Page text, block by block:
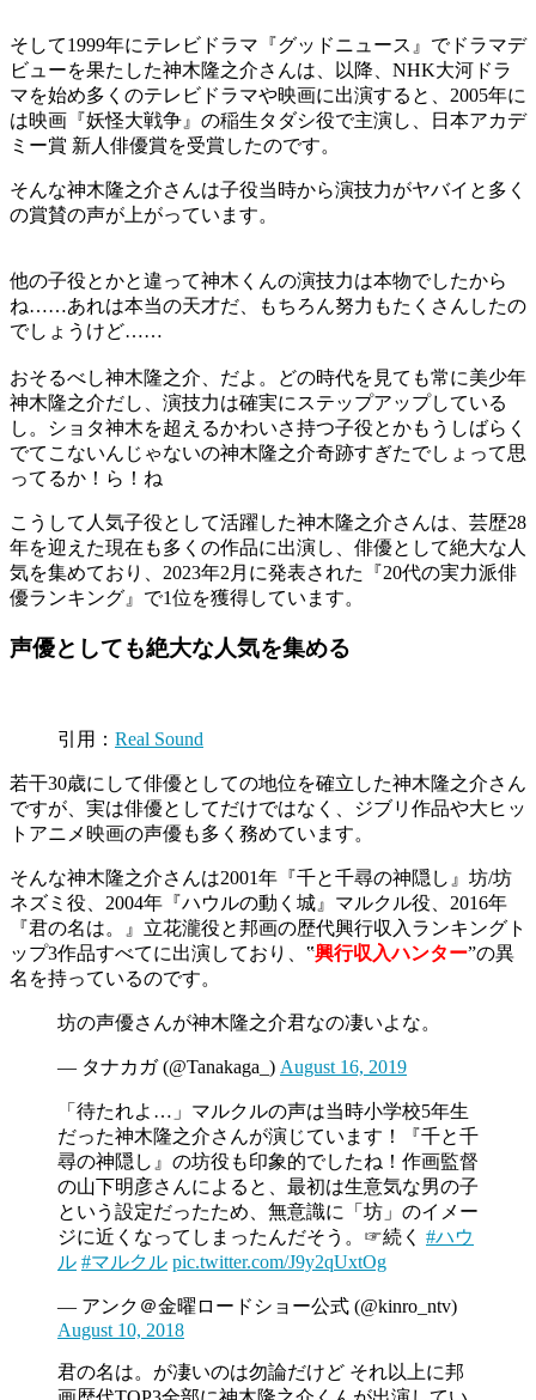
そして1999年にテレビドラマ『グッドニュース』でドラマデ
ビューを果たした神木隆之介さんは、以降、NHK大河ドラ
マを始め多くのテレビドラマや映画に出演すると、2005年に
は映画『妖怪大戦争』の稲生タダシ役で主演し、日本アカデ
ミー賞 新人俳優賞を受賞したのです。
そんな神木隆之介さんは子役当時から演技力がヤバイと多く
の賞賛の声が上がっています。
他の子役とかと違って神木くんの演技力は本物でしたから
ね……あれは本当の天才だ、もちろん努力もたくさんしたの
でしょうけど……
おそるべし神木隆之介、だよ。どの時代を見ても常に美少年
神木隆之介だし、演技力は確実にステップアップしている
し。ショタ神木を超えるかわいさ持つ子役とかもうしばらく
でてこないんじゃないの神木隆之介奇跡すぎたでしょって思
ってるか！ら！ね
こうして人気子役として活躍した神木隆之介さんは、芸歴28
年を迎えた現在も多くの作品に出演し、俳優として絶大な人
気を集めており、2023年2月に発表された『20代の実力派俳
優ランキング』で1位を獲得しています。
声優としても絶大な人気を集める
引用： Real Sound
若干30歳にして俳優としての地位を確立した神木隆之介さん
ですが、実は俳優としてだけではなく、ジブリ作品や大ヒッ
トアニメ映画の声優も多く務めています。
そんな神木隆之介さんは2001年『千と千尋の神隠し』坊/坊
ネズミ役、2004年『ハウルの動く城』マルクル役、2016年
『君の名は。』立花瀧役と邦画の歴代興行収入ランキングト
ップ3作品すべてに出演しており、‟興行収入ハンター”の異
名を持っているのです。
坊の声優さんが神木隆之介君なの凄いよな。
— タナカガ (@Tanakaga_) August 16, 2019
「待たれよ…」マルクルの声は当時小学校5年生
だった神木隆之介さんが演じています！『千と千
尋の神隠し』の坊役も印象的でしたね！作画監督
の山下明彦さんによると、最初は生意気な男の子
という設定だったため、無意識に「坊」のイメー
ジに近くなってしまったんだそう。☞続く #ハウ
ル #マルクル pic.twitter.com/J9y2qUxtOg
— アンク＠金曜ロードショー公式 (@kinro_ntv)
August 10, 2018
君の名は。が凄いのは勿論だけど それ以上に邦